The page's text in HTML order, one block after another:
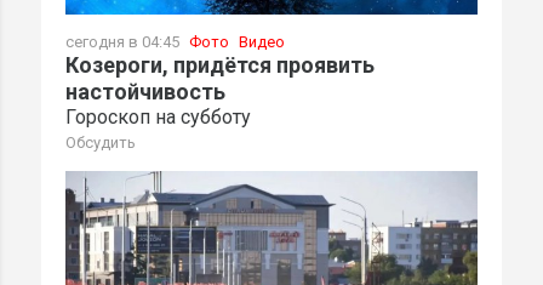
сегодня в 04:45 Фото Видео
Козероги, придётся проявить
настойчивость
Гороскоп на субботу
Обсудить